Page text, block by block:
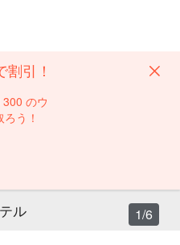
引！
のウ
う！
ル 1/6